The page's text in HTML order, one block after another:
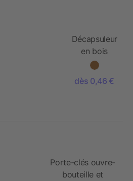
Décapsuleur
en bois
dès 0,46 €
Porte-clés ouvre-
bouteille et